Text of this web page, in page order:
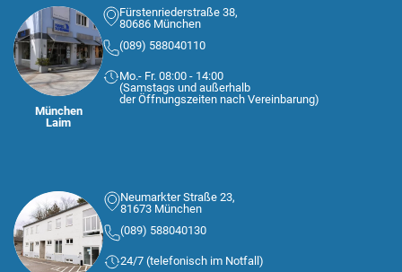
München
Laim
Fürstenriederstraße 38,
80686 München
(089) 588040110
Mo.- Fr. 08:00 - 14:00
(Samstags und außerhalb
der Öffnungszeiten nach Vereinbarung)
Neumarkter Straße 23,
81673 München
(089) 588040130
24/7 (telefonisch im Notfall)